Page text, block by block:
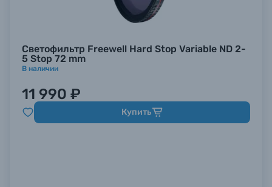
Светофильтр Freewell Hard Stop Variable ND 2-
5 Stop 72 mm
В наличии
11 990 ₽
Купить